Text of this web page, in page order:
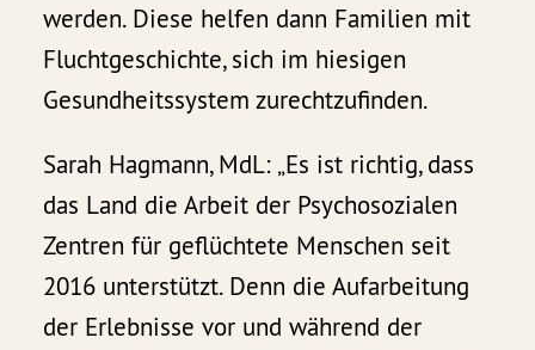
werden. Diese helfen dann Familien mit
Fluchtgeschichte, sich im hiesigen
Gesundheitssystem zurechtzufinden.
Sarah Hagmann, MdL: „Es ist richtig, dass
das Land die Arbeit der Psychosozialen
Zentren für geflüchtete Menschen seit
2016 unterstützt. Denn die Aufarbeitung
der Erlebnisse vor und während der